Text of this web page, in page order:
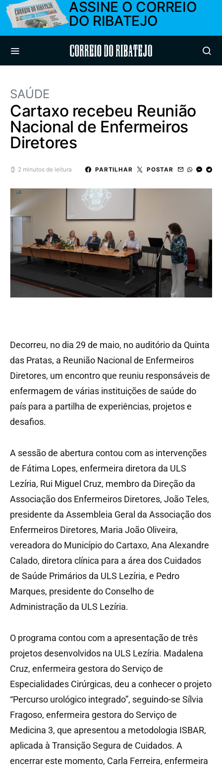
ASSINE O CORREIO
DO RIBATEJO
Correio do Ribatejo
SAÚDE
Cartaxo recebeu Reunião
Nacional de Enfermeiros
Diretores
2 minutos de leitura PARTILHAR POSTAR
Decorreu, no dia 29 de maio, no auditório da Quinta
das Pratas, a Reunião Nacional de Enfermeiros
Diretores, um encontro que reuniu responsáveis de
enfermagem de várias instituições de saúde do
país para a partilha de experiências, projetos e
desafios.
A sessão de abertura contou com as intervenções
de Fátima Lopes, enfermeira diretora da ULS
Lezíria, Rui Miguel Cruz, membro da Direção da
Associação dos Enfermeiros Diretores, João Teles,
presidente da Assembleia Geral da Associação dos
Enfermeiros Diretores, Maria João Oliveira,
vereadora do Município do Cartaxo, Ana Alexandre
Calado, diretora clínica para a área dos Cuidados
de Saúde Primários da ULS Lezíria, e Pedro
Marques, presidente do Conselho de
Administração da ULS Lezíria.
O programa contou com a apresentação de três
projetos desenvolvidos na ULS Lezíria. Madalena
Cruz, enfermeira gestora do Serviço de
Especialidades Cirúrgicas, deu a conhecer o projeto
“Percurso urológico integrado”, seguindo-se Sílvia
Fragoso, enfermeira gestora do Serviço de
Medicina 3, que apresentou a metodologia ISBAR,
aplicada à Transição Segura de Cuidados. A
encerrar este momento, Carla Ferreira, enfermeira